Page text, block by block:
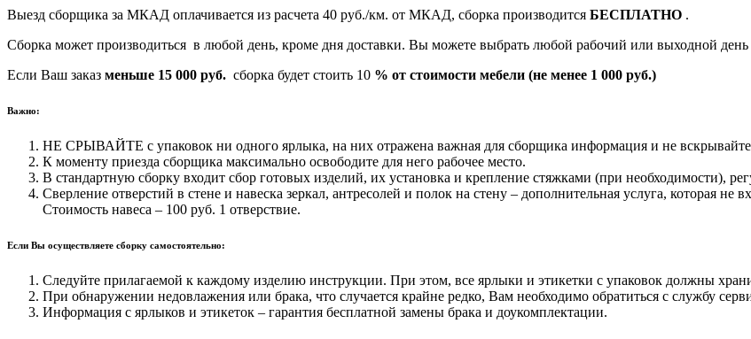
Выезд сборщика за МКАД оплачивается из расчета 40 руб./км. от МКАД, сборка производится БЕСПЛАТНО .
Сборка может производиться в любой день, кроме дня доставки. Вы можете выбрать любой рабочий или выходной
Если Ваш заказ меньше 15 000 руб. сборка будет стоить 10 % от стоимости мебели (не менее 1 000 руб.)
Важно:
НЕ СРЫВАЙТЕ с упаковок ни одного ярлыка, на них отражена важная для сборщика информация и не вскрывайте
К моменту приезда сборщика максимально освободите для него рабочее место.
В стандартную сборку входит сбор готовых изделий, их установка и крепление стяжками (при необходимости),
Сверление отверстий в стене и навеска зеркал, антресолей и полок на стену – дополнительная услуга, которая не
Стоимость навеса – 100 руб. 1 отверствие.
Если Вы осуществляете сборку самостоятельно:
Следуйте прилагаемой к каждому изделию инструкции. При этом, все ярлыки и этикетки с упаковок должны
При обнаружении недовлажения или брака, что случается крайне редко, Вам необходимо обратиться с службу
Информация с ярлыков и этикеток – гарантия бесплатной замены брака и доукомплектации.